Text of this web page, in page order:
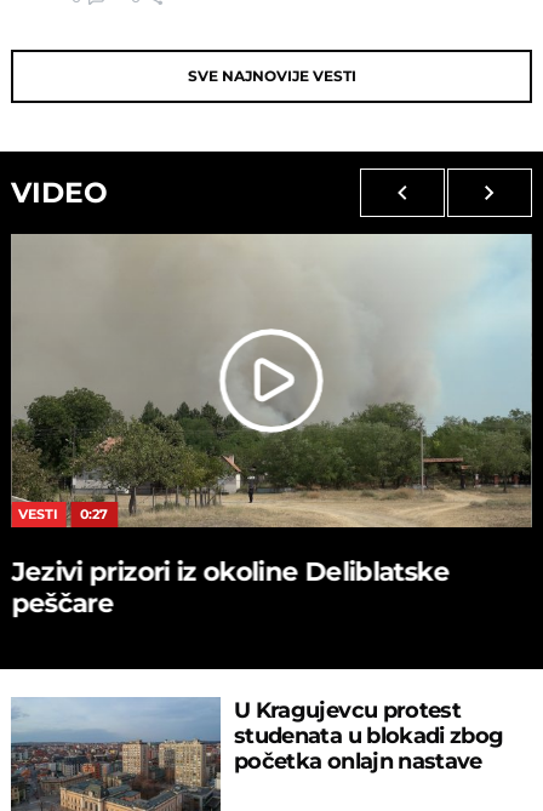
SVE NAJNOVIJE VESTI
VIDEO
VESTI 0:27
Jezivi prizori iz okoline Deliblatske
peščare
U Kragujevcu protest
studenata u blokadi zbog
početka onlajn nastave